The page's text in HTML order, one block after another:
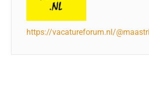
https://vacatureforum.nl/